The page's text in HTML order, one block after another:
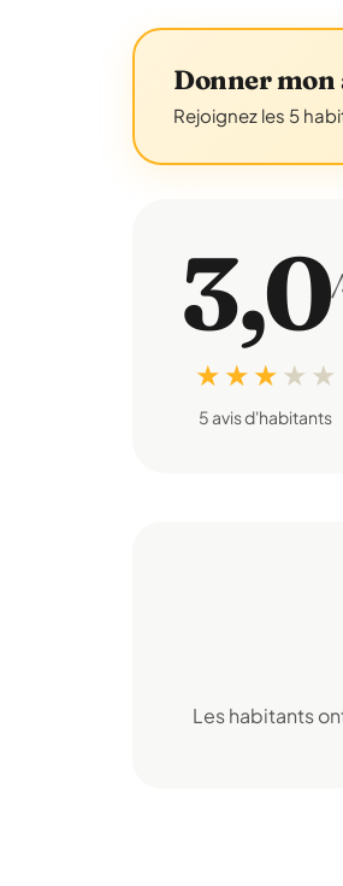
Donner mon
Rejoignez les 5
3,0/
★ ★ ★ ★ ★
5 avis d'habitants
Les habitants